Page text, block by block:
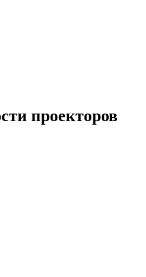
проекторов